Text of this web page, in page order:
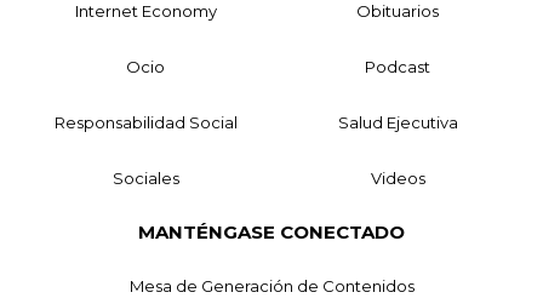
Internet Economy Obituarios
Ocio Podcast
Responsabilidad Social Salud Ejecutiva
Sociales Videos
MANTÉNGASE CONECTADO
Mesa de Generación de Contenidos